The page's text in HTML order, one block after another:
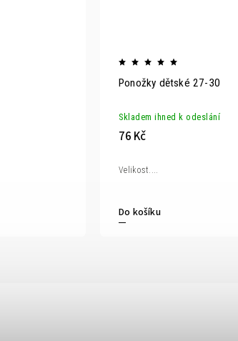
Ponožky dětské 27-30
Skladem ihned k odeslání
76 Kč
Do košíku
Velikost....